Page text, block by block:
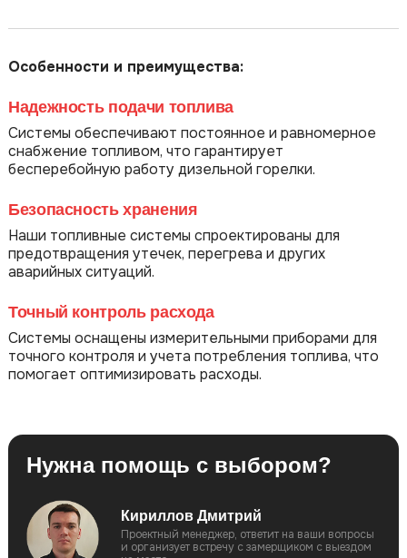
Особенности и преимущества:
Надежность подачи топлива
Системы обеспечивают постоянное и равномерное
снабжение топливом, что гарантирует
бесперебойную работу дизельной горелки.
Безопасность хранения
Наши топливные системы спроектированы для
предотвращения утечек, перегрева и других
аварийных ситуаций.
Точный контроль расхода
Системы оснащены измерительными приборами для
точного контроля и учета потребления топлива, что
помогает оптимизировать расходы.
Нужна помощь с выбором?
Кириллов Дмитрий
Проектный менеджер, ответит на ваши вопросы
и организует встречу c замерщиком с выездом